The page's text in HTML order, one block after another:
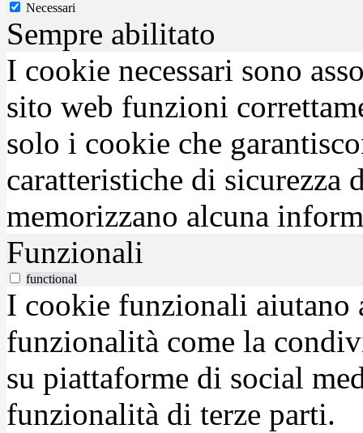
Necessari
Sempre abilitato
I cookie necessari sono
sito web funzioni
solo i cookie che
caratteristiche di sicurezza
memorizzano alcuna
Funzionali
functional
I cookie funzionali aiutano
funzionalità come la
su piattaforme di social
funzionalità di terze parti.